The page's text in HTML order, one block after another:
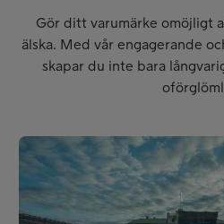
Gör ditt varumärke omöjligt
älska. Med vår engagerande
skapar du inte bara